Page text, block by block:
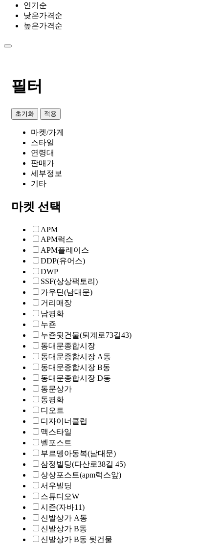
인기순
낮은가격순
높은가격순
필터
초기화 적용
마켓/가게
스타일
연령대
판매가
세부정보
기타
마켓 선택
APM
APM럭스
APM플레이스
DDP(유어스)
DWP
SSF(상상팩토리)
가우딘(남대문)
거리매장
남평화
누죤
누죤뒷건물(퇴계로73길43)
동대문종합시장
동대문종합시장 A동
동대문종합시장 B동
동대문종합시장 D동
동문상가
동평화
디오트
디자이너클럽
맥스타일
벨포스트
부르뎅아동복(남대문)
삼정빌딩(다산로38길 45)
상상포스트(apm럭스앞)
서우빌딩
스튜디오W
시즌(자바11)
신발상가 A동
신발상가 B동
신발상가 B동 뒷건물